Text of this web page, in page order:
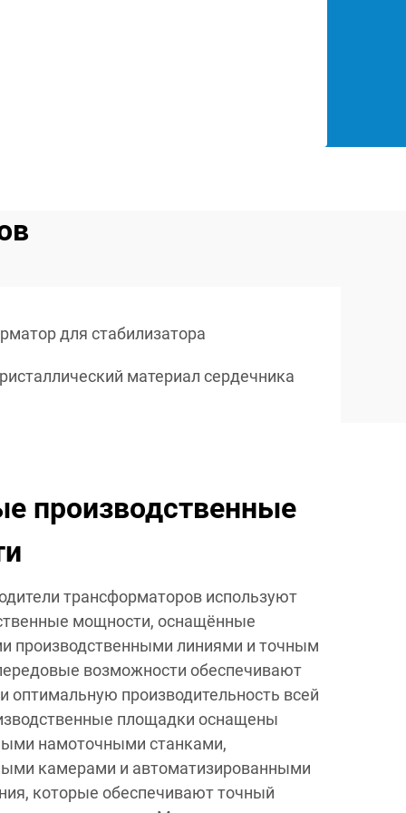
для стабилизатора
материал сердечника
производственные
трансформаторов используют
мощности, оснащённые
производственными линиями и точным
возможности обеспечивают
оптимальную производительность всей
площадки оснащены
намоточными станками,
камерами и автоматизированными
которые обеспечивают точный